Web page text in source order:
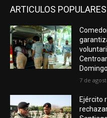
ARTICULOS POPULARES
7 de
Ejército